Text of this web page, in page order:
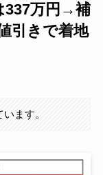
337万円→補
引きで着地
ます。